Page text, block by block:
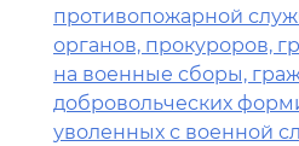
противопожарной
органов, прокуроров,
на военные сборы,
добровольческих
уволенных с военной